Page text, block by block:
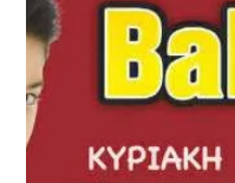
διαγωνισμό Κλασσικού
σε αντίστοιχες
4 πρώτες θέσεις, 4